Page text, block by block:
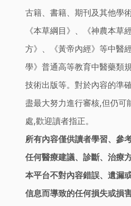
古籍、書籍、期刊及其他學
《本草綱目》、《神農本草
方》、《黃帝內經》等中醫
學》普通高等教育中醫藥類
技術出版等。對於內容的準
盡最大努力進行審核,但仍可
處,歡迎讀者指正。
所有內容僅供讀者學習、參
任何醫療建議、診斷、治療
本平台不對內容錯誤、遺漏
信息而導致的任何損失或損